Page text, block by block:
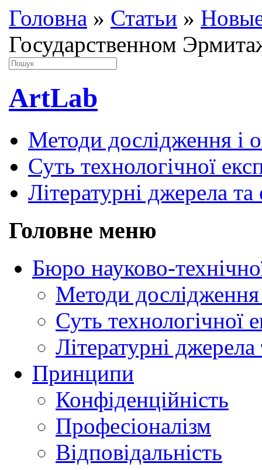
Головна » Статьи »
Государственном
ArtLab
Методи дослідження і
Суть технологічної
Літературні джерела та
Головне меню
Бюро науково-
Методи
Суть технологічної
Літературні джерела
Принципи
Конфіденційність
Професіоналізм
Відповідальність